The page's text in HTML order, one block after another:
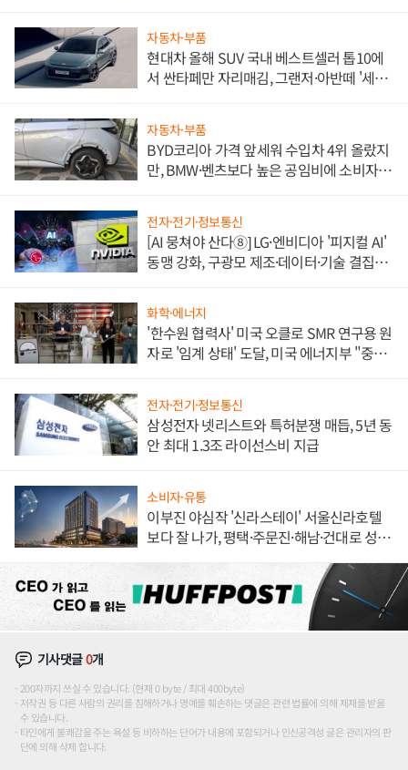
자동차·부품
현대차 올해 SUV 국내 베스트셀러 톱10에
서 싼타페만 자리매김, 그랜저·아반떼 '세단
자동차·부품
BYD코리아 가격 앞세워 수입차 4위 올랐지
만, BMW·벤츠보다 높은 공임비에 소비자
전자·전기·정보통신
[AI 뭉쳐야 산다⑧] LG·엔비디아 '피지컬 AI'
동맹 강화, 구광모 제조·데이터·기술 결집
화학·에너지
'한수원 협력사' 미국 오클로 SMR 연구용 원
자로 '임계 상태' 도달, 미국 에너지부 "중요
전자·전기·정보통신
삼성전자 넷리스트와 특허분쟁 매듭, 5년 동
안 최대 1.3조 라이선스비 지급
소비자·유통
이부진 야심작 '신라스테이' 서울신라호텔
보다 잘 나가, 평택·주문진·해남·건대로 성
기사댓글0개
200자까지 쓰실 수 있습니다. (현재 0 byte / 최대 400byte)
저작권 등 다른 사람의 권리를 침해하거나 명예를 훼손하는 댓글은 관련 법률에 의해 제재를 받을
수 있습니다.
타인에게 불쾌감을 주는 욕설 등 비하하는 단어가 내용에 포함되거나 인신공격성 글은 관리자의 판
단에 의해 삭제 합니다.